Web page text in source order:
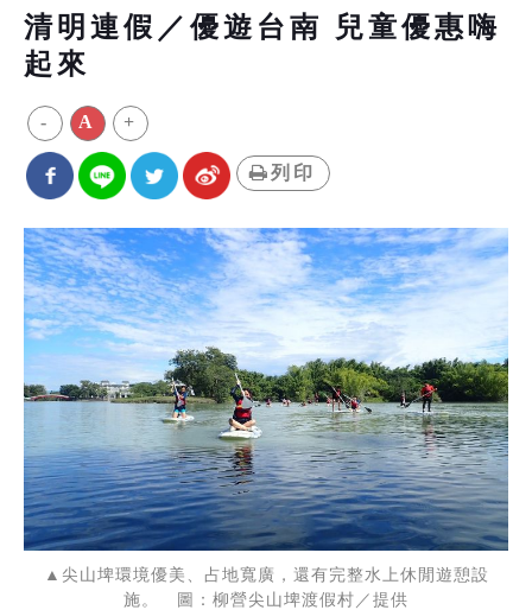
清明連假／優遊台南 兒童優惠嗨
起來
- A +
列印
▲尖山埤環境優美、占地寬廣，還有完整水上休閒遊憩設
施。 圖：柳營尖山埤渡假村／提供